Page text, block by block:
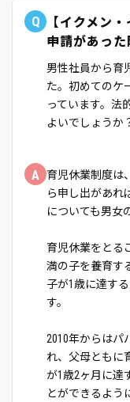
Q
【イクメン
申請があった
男性社員から育
た。初めてのケ
っています。法
よいでしょうか
A
育児休業制度は
ら申し出があれ
についても男女
育児休業をとる
満の子を養育す
子が1歳に達す
す。
2010年からはパ
れ、父母ともに
が1歳2ヶ月に達
とができるよう